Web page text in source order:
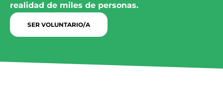
realidad de miles de personas.
SER VOLUNTARIO/A